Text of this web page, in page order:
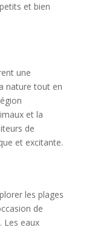
et bien
une
nature tout en
et la
de
et excitante.
les plages
de
Les eaux